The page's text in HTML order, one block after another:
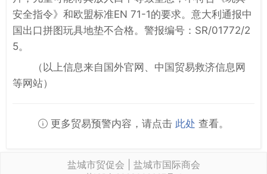
安全指令》和欧盟标准EN 71-1的要求。意大利通报中
国出口拼图玩具地垫不合格。警报编号：SR/01772/2
5。
（以上信息来自国外官网、中国贸易救济信息网
等网站）
更多贸易预警内容，请点击 此处 查看。
盐城市贸促会 | 盐城市国际商会